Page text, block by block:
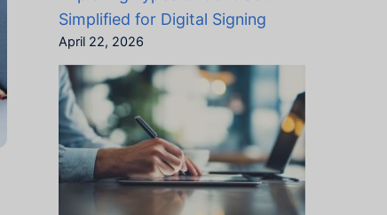
Simplified for Digital Signing
April 22, 2026